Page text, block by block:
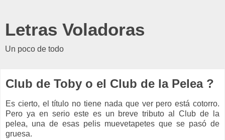
Letras Voladoras
Un poco de todo
Club de Toby o el Club de la Pelea ?
Es cierto, el título no tiene nada que ver pero está cotorro.
Pero ya en serio este es un breve tributo al Club de la
pelea, una de esas pelis muevetapetes que se pasó de
gruesa.